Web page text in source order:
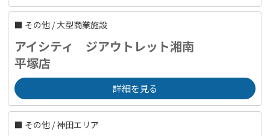
■ その他 /大型商業施設
アイシティ ジアウトレット湘南
平塚店
詳細を見る
■ その他 /神田エリア